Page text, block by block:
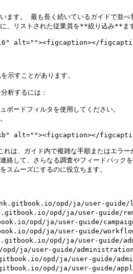
す。 最も長く続いているガイドで並べ
、リストされた従業員を**絞り込み**ま
alt=""><figcaption></
示すことがあります。
析するには：
ードフィルタを使用してください。
alt=""><figcaption></
、ガイド内で複雑な手順またはエラー
して、さらなる調査やフィードバックを
ムーズにするのに役立ちます。
opd/ja/user-
opd/ja/user-guide/
opd/ja/user-guide/
opd/ja/user-guide/
opd/ja/user-guide/
ja/user-guide/administration/
opd/ja/user-guide/
opd/ja/user-guide/